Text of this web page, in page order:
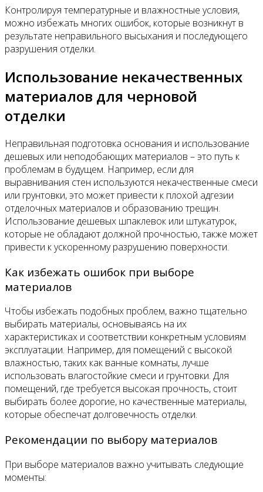
Контролируя температурные и влажностные условия,
можно избежать многих ошибок, которые возникнут в
результате неправильного высыхания и последующего
разрушения отделки.
Использование некачественных
материалов для черновой
отделки
Неправильная подготовка основания и использование
дешевых или неподобающих материалов – это путь к
проблемам в будущем. Например, если для
выравнивания стен используются некачественные смеси
или грунтовки, это может привести к плохой адгезии
отделочных материалов и образованию трещин.
Использование дешевых шпаклевок или штукатурок,
которые не обладают должной прочностью, также может
привести к ускоренному разрушению поверхности.
Как избежать ошибок при выборе
материалов
Чтобы избежать подобных проблем, важно тщательно
выбирать материалы, основываясь на их
характеристиках и соответствии конкретным условиям
эксплуатации. Например, для помещений с высокой
влажностью, таких как ванные комнаты, лучше
использовать влагостойкие смеси и грунтовки. Для
помещений, где требуется высокая прочность, стоит
выбирать более дорогие, но качественные материалы,
которые обеспечат долговечность отделки.
Рекомендации по выбору материалов
При выборе материалов важно учитывать следующие
моменты: